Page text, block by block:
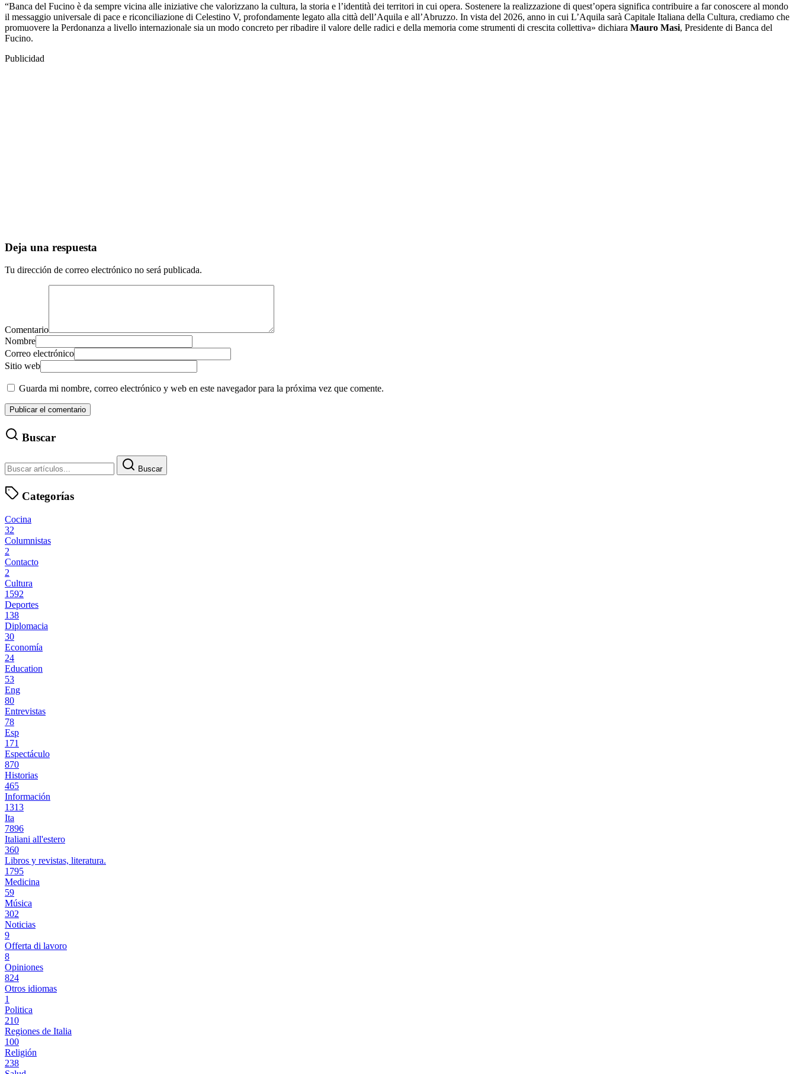
“Banca del Fucino è da sempre vicina alle iniziative che valorizzano la cultura, la storia e l’identità dei territori in cui opera. Sostenere la realizzazione di quest’opera significa contribuire a far conoscere al mondo
il messaggio universale di pace e riconciliazione di Celestino V, profondamente legato alla città dell’Aquila e all’Abruzzo. In vista del 2026, anno in cui L’Aquila sarà Capitale Italiana della Cultura, crediamo che
promuovere la Perdonanza a livello internazionale sia un modo concreto per ribadire il valore delle radici e della memoria come strumenti di crescita collettiva» dichiara Mauro Masi, Presidente di Banca del
Fucino.
Publicidad
Deja una respuesta
Tu dirección de correo electrónico no será publicada.
Comentario
Nombre
Correo electrónico
Sitio web
Guarda mi nombre, correo electrónico y web en este navegador para la próxima vez que comente.
Buscar
Buscar
Categorías
Cocina
32
Columnistas
2
Contacto
2
Cultura
1592
Deportes
138
Diplomacia
30
Economía
24
Education
53
Eng
80
Entrevistas
78
Esp
171
Espectáculo
870
Historias
465
Información
1313
Ita
7896
Italiani all'estero
360
Libros y revistas, literatura.
1795
Medicina
59
Música
302
Noticias
9
Offerta di lavoro
8
Opiniones
824
Otros idiomas
1
Politica
210
Regiones de Italia
100
Religión
238